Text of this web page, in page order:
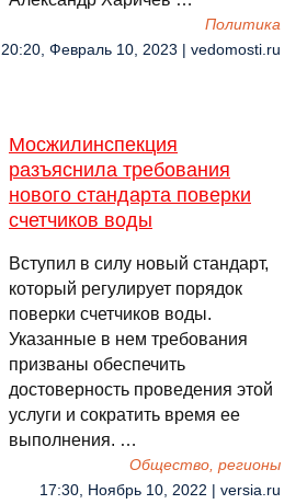
Политика
20:20, Февраль 10, 2023 | vedomosti.ru
Мосжилинспекция
разъяснила требования
нового стандарта поверки
счетчиков воды
Вступил в силу новый стандарт,
который регулирует порядок
поверки счетчиков воды.
Указанные в нем требования
призваны обеспечить
достоверность проведения этой
услуги и сократить время ее
выполнения. …
Общество, регионы
17:30, Ноябрь 10, 2022 | versia.ru